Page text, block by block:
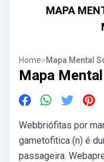
MAPA
Home>Mapa Mental
Mapa
Webbriófitas por
gametofitica (n) é
passageira.